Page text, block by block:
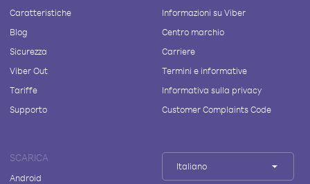
Caratteristiche
Blog
Sicurezza
Viber Out
Tariffe
Supporto
Informazioni su Viber
Centro marchio
Carriere
Termini e informative
Informativa sulla privacy
Customer Complaints Code
SCARICA
Android
Italiano